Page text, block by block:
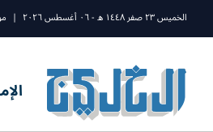
الخميس ٢٣ صفر ١٤٤٨ ه - ٠٦ أغسطس ٢٠٢٦ |